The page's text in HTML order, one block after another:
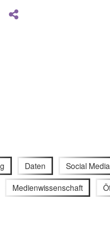
Daten Social Media
Medienwissenschaft